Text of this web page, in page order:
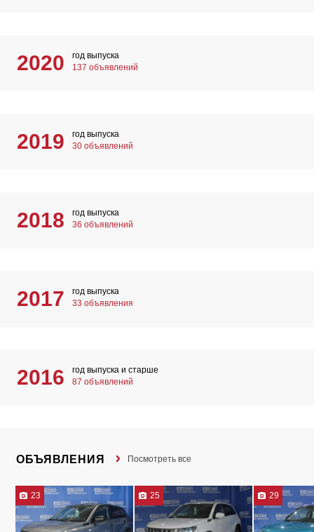
2020
год выпуска
137 объявлений
2019
год выпуска
30 объявлений
2018
год выпуска
36 объявлений
2017
год выпуска
33 объявления
2016
год выпуска и старше
87 объявлений
ОБЪЯВЛЕНИЯ Посмотреть все
23 25 29